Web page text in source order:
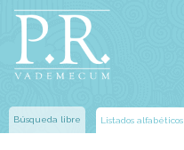
Búsqueda libre Listados alfabéticos